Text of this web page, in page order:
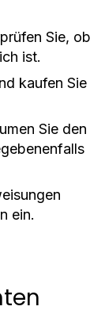
Sie, ob
ist.
kaufen Sie
Sie den
ein.